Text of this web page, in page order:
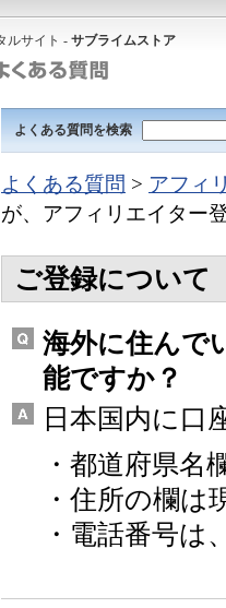
ルサイト - サブライムストア
よくある質問を検索
よくある質問 > アフィ
が、アフィリエイター
ご登録について
海外に住んで
能ですか？
日本国内に口
・都道府県名
・住所の欄は
・電話番号は